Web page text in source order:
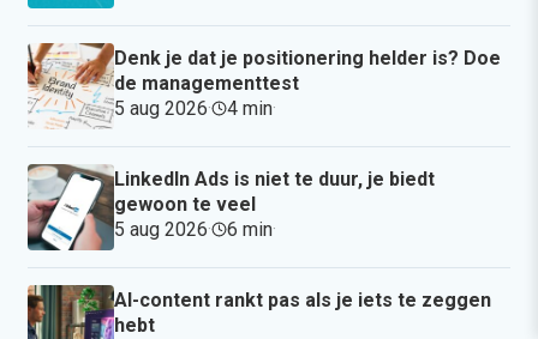
Denk je dat je positionering helder is? Doe
de managementtest
5 aug 2026· 4 min·
LinkedIn Ads is niet te duur, je biedt
gewoon te veel
5 aug 2026· 6 min·
AI-content rankt pas als je iets te zeggen
hebt